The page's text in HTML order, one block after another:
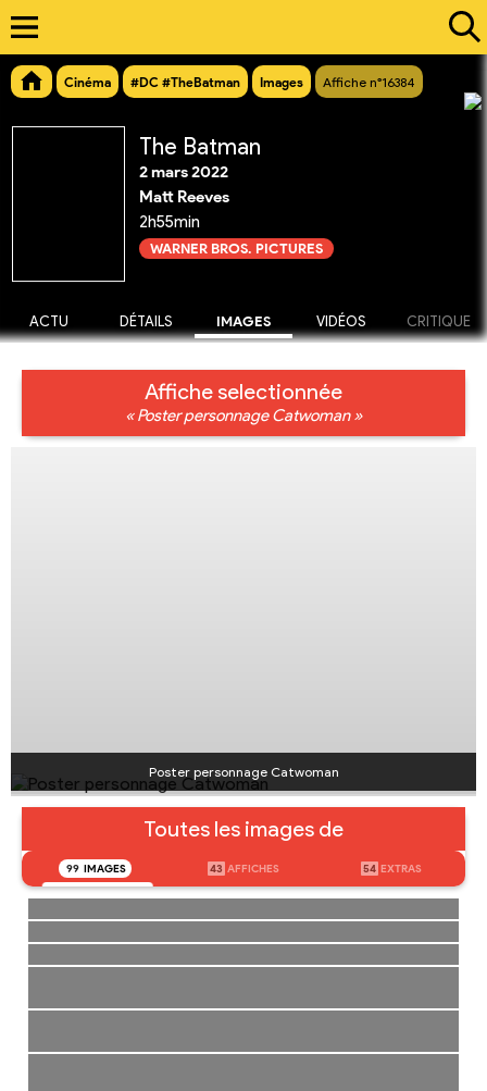
Cinéma #DC #TheBatman Images Affiche n°16384
The Batman
2 mars 2022
Matt Reeves
2h55min
WARNER BROS. PICTURES
ACTU DÉTAILS IMAGES VIDÉOS CRITIQUE
Affiche selectionnée
« Poster personnage Catwoman »
Poster personnage Catwoman
Toutes les images de
99 IMAGES 43 AFFICHES 54 EXTRAS